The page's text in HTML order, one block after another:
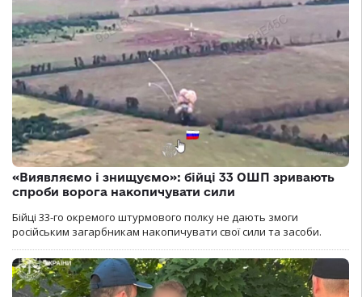
«Виявляємо і знищуємо»: бійці 33 ОШП зривають
спроби ворога накопичувати сили
Бійці 33-го окремого штурмового полку не дають змоги
російським загарбникам накопичувати свої сили та засоби.